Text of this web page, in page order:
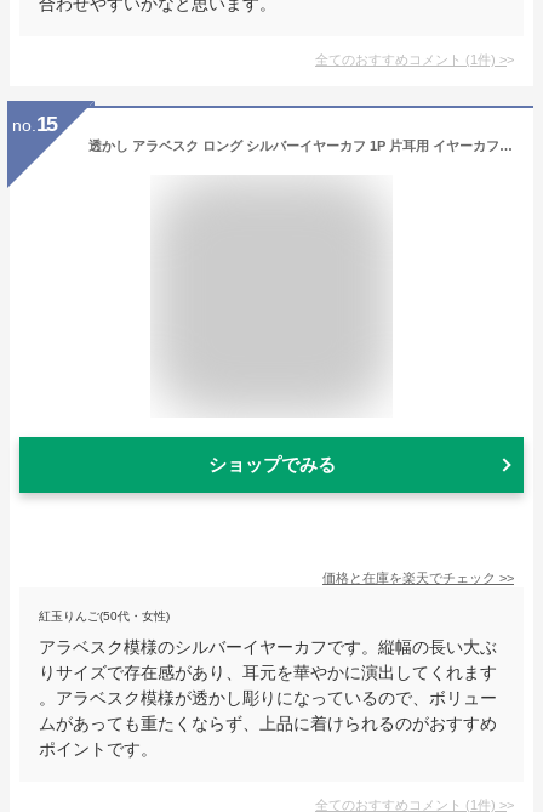
全てのおすすめコメント (1件) >
no. 15
透かし アラベスク ロング シルバーイヤーカフ 1P 片耳用 イヤーカフス シルバー イヤーカフ 幅広 大ぶり シルバーアクセサリー イヤークリップ ノンホール ピアス シルバー925 メンズ レディース 男性 女性 彼氏 彼女 プレゼント 人気 かわいい おしゃれ
ショップでみる
価格と在庫を楽天でチェック >>
紅玉りんご(50代・女性)
アラベスク模様のシルバーイヤーカフです。縦幅の長い大ぶ
りサイズで存在感があり、耳元を華やかに演出してくれます
。アラベスク模様が透かし彫りになっているので、ボリュー
ムがあっても重たくならず、上品に着けられるのがおすすめ
ポイントです。
全てのおすすめコメント (1件) >